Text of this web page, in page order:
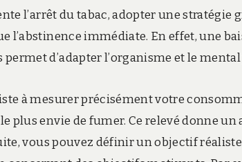
l’arrêt du tabac, adopter une stratégie
l’abstinence immédiate. En effet, une
d’adapter l’organisme et le
à mesurer précisément votre
plus envie de fumer. Ce relevé donne un
vous pouvez définir un objectif